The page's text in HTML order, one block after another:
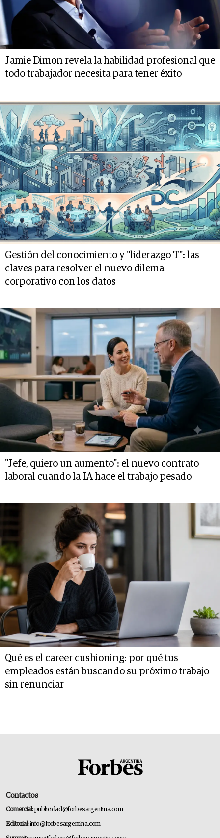
Jamie Dimon revela la habilidad profesional que
todo trabajador necesita para tener éxito
Gestión del conocimiento y "liderazgo T": las
claves para resolver el nuevo dilema
corporativo con los datos
"Jefe, quiero un aumento": el nuevo contrato
laboral cuando la IA hace el trabajo pesado
Qué es el career cushioning: por qué tus
empleados están buscando su próximo trabajo
sin renunciar
Contactos
Comercial:publicidad@forbesargentina.com
Editorial:info@forbesargentina.com